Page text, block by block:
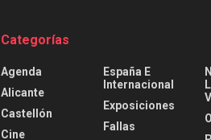
Categorías
Agenda
Alicante
Castellón
Cine
España E
Internacional
Exposiciones
Fallas